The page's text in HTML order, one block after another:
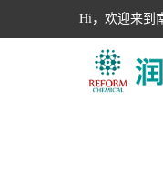
Hi，欢迎来到